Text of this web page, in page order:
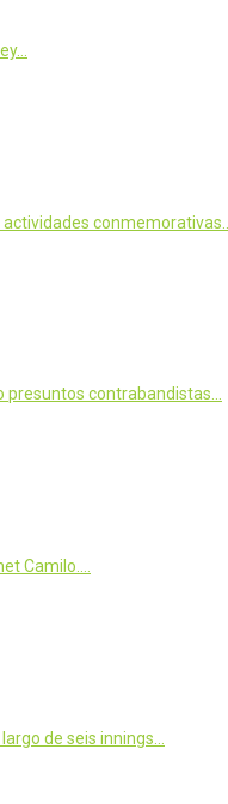
conmemorativas…
presuntos contrabandistas…
Camilo.…
de seis innings…